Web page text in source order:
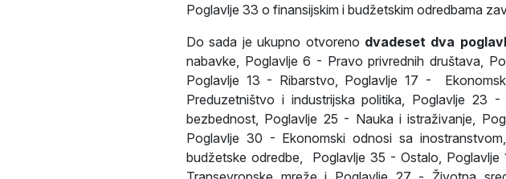
Poglavlje 33 o finansijskim i budžetskim odredbama
Do sada je ukupno otvoreno dvadeset dva
nabavke, Poglavlje 6 - Pravo privrednih društava,
Poglavlje 13 - Ribarstvo, Poglavlje 17 -
Preduzetništvo i industrijska politika, Poglavlje
bezbednost, Poglavlje 25 - Nauka i istraživanje,
Poglavlje 30 - Ekonomski odnosi sa
budžetske odredbe, Poglavlje 35 - Ostalo, Poglavlje